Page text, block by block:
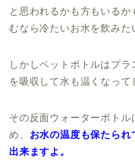
と思われるかも方もいる
むなら冷たいお水を飲みた
しかしペットボトルはプ
を吸収して水も温くなって
その反面ウォーターボトル
め、 お水の温度も保たら
出来ますよ。